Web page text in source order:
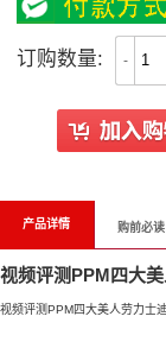
订购数量: -
产品详情 购前必读
视频评测PPM四大
视频评测PPM四大美人劳力士